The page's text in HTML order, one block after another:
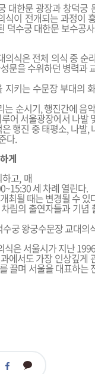
대한문 광장과 창덕궁
이 전개되는 과정이
덕수궁 대한문 보수공
식은 전체 의식 중 순
문을 수위하던 병력과
키는 수문장 부대의
순시기, 행진간에 음
어 서울광장에서 나발
행진 중 태평소, 나발,
다.
게
고, 매
세 차례 열린다.
최될 때는 변경될 수 있
림의 출연자들과 기념
궁 왕궁수문장 교대의
은 서울시가 지난
에서도 가장 인상깊게
끌며 서울을 대표하는
페 카